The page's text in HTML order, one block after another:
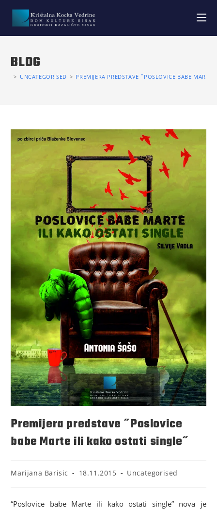
BLOG
> UNCATEGORISED > PREMIJERA PREDSTAVE ˝POSLOVICE BABE MARTE
Premijera predstave ˝Poslovice
babe Marte ili kako ostati single˝
Marijana Barisic 18.11.2015 Uncategorised
“Poslovice babe Marte ili kako ostati single” nova je